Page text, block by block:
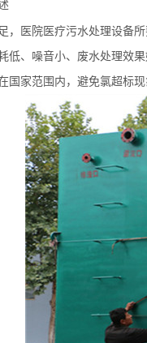
，医院医疗污水处理设备
低、噪音小、废水处理效
国家范围内，避免氯超标现